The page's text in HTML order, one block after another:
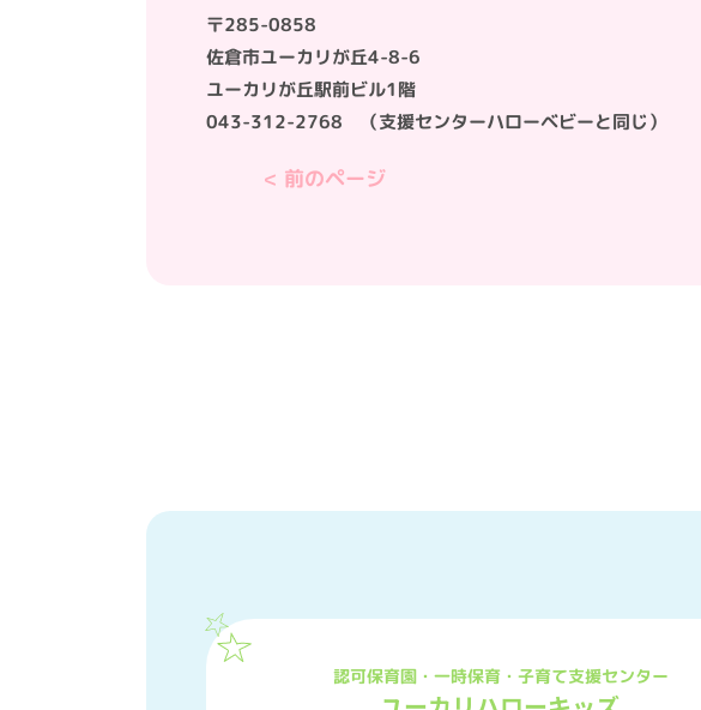
〒285-0858
佐倉市ユーカリが丘4-8-6
ユーカリが丘駅前ビル1階
043-312-2768 （支援センターハローベビーと同じ）
< 前のページ
認可保育園・一時保育・子育て支援センター